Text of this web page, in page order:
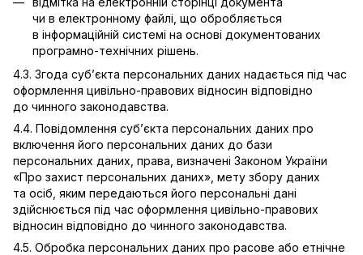
чи в електронному файлі, що обробляється
в інформаційній системі на основі документованих
програмно-технічних рішень.
4.3. Згода суб’єкта персональних даних надається під час
оформлення цивільно-правових відносин відповідно
до чинного законодавства.
4.4. Повідомлення суб’єкта персональних даних про
включення його персональних даних до бази
персональних даних, права, визначені Законом України
«Про захист персональних даних», мету збору даних
та осіб, яким передаються його персональні дані
здійснюється під час оформлення цивільно-правових
відносин відповідно до чинного законодавства.
4.5. Обробка персональних даних про расове або етнічне